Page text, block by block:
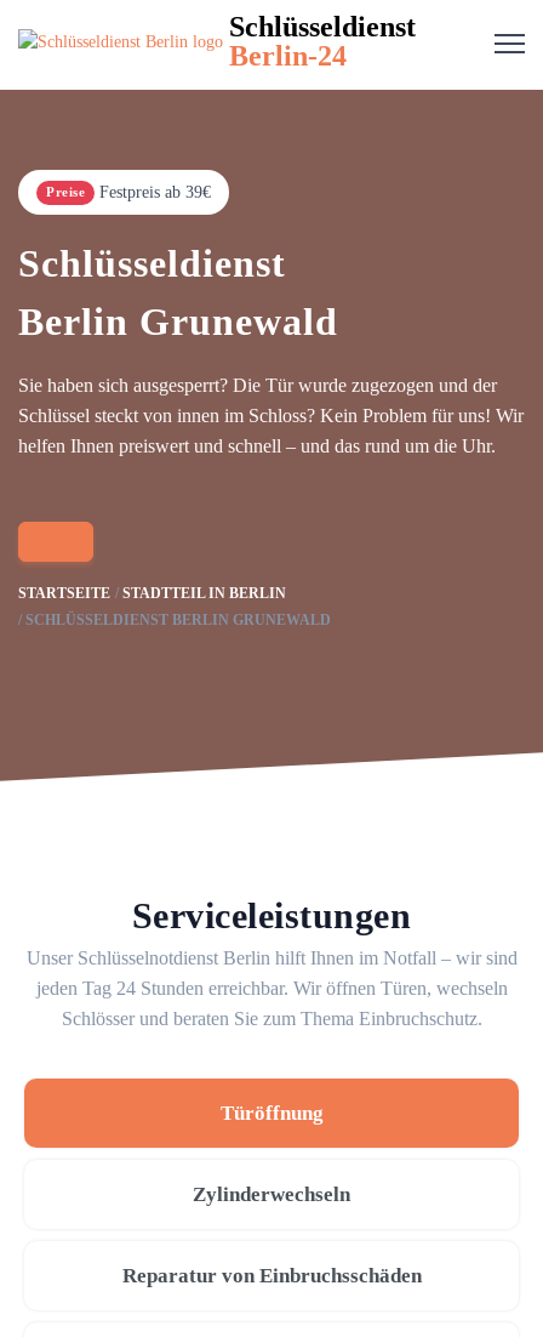
Schlüsseldienst
Berlin-24
Preise Festpreis ab 39€
Schlüsseldienst
Berlin Grunewald
Sie haben sich ausgesperrt? Die Tür wurde zugezogen und der
Schlüssel steckt von innen im Schloss? Kein Problem für uns! Wir
helfen Ihnen preiswert und schnell – und das rund um die Uhr.
STARTSEITE
STADTTEIL IN BERLIN
SCHLÜSSELDIENST BERLIN GRUNEWALD
Serviceleistungen
Unser Schlüsselnotdienst Berlin hilft Ihnen im Notfall – wir sind
jeden Tag 24 Stunden erreichbar. Wir öffnen Türen, wechseln
Schlösser und beraten Sie zum Thema Einbruchschutz.
Türöffnung
Zylinderwechseln
Reparatur von Einbruchsschäden